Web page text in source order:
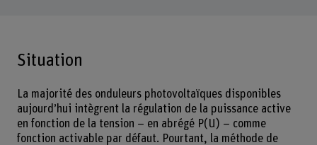
Situation
La majorité des onduleurs photovoltaïques disponibles
aujourd’hui intègrent la régulation de la puissance active
en fonction de la tension – en abrégé P(U) – comme
fonction activable par défaut. Pourtant, la méthode de